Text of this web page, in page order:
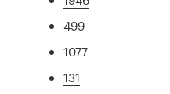
499
1077
131